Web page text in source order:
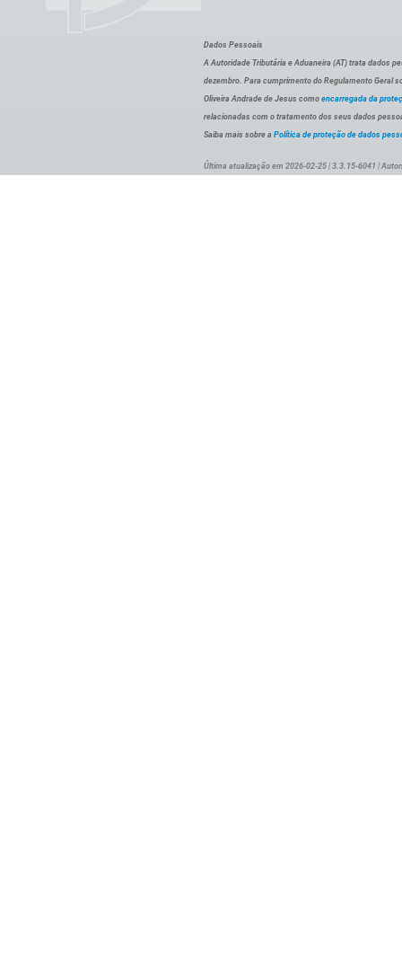
Dados Pessoais
A Autoridade Tributária e Aduaneira (AT) trata dados
dezembro. Para cumprimento do Regulamento Geral
Oliveira Andrade de Jesus como encarregada da
relacionadas com o tratamento dos seus dados
Saiba mais sobre a Política de proteção de dados
Última atualização em 2026-02-25 | 3.3.15-6041 |